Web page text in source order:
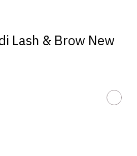
Lash & Brow New